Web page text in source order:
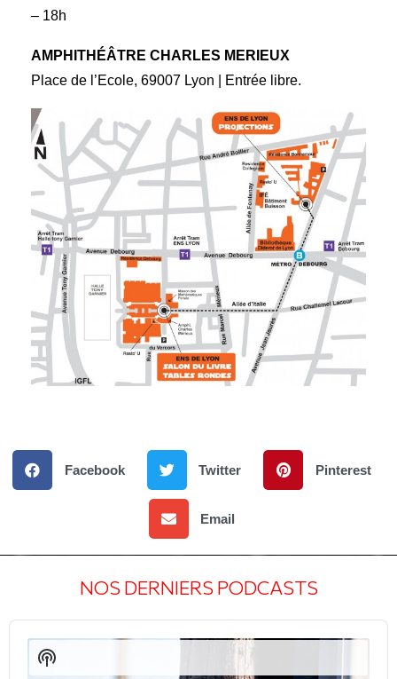
– 18h
AMPHITHÉÂTRE CHARLES MERIEUX
Place de l’Ecole, 69007 Lyon | Entrée libre.
Facebook Twitter Pinterest
Email
NOS DERNIERS PODCASTS
Audio
Player
Show